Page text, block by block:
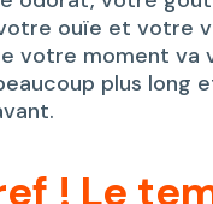
ouïe et votre
votre moment va
plus long
! Le